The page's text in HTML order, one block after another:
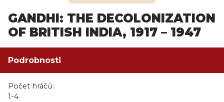
GANDHI: THE DECOLONIZATION
OF BRITISH INDIA, 1917 – 1947
Podrobnosti
Počet hráčů:
1-4